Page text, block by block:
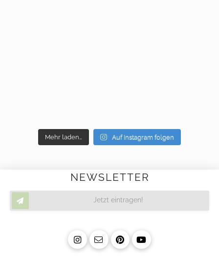
Mehr laden… Auf Instagram folgen
NEWSLETTER
Jetzt eintragen!